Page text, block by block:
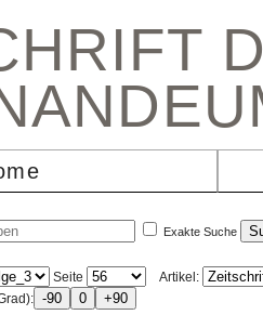
Exakte Suche
Seite
Artikel: